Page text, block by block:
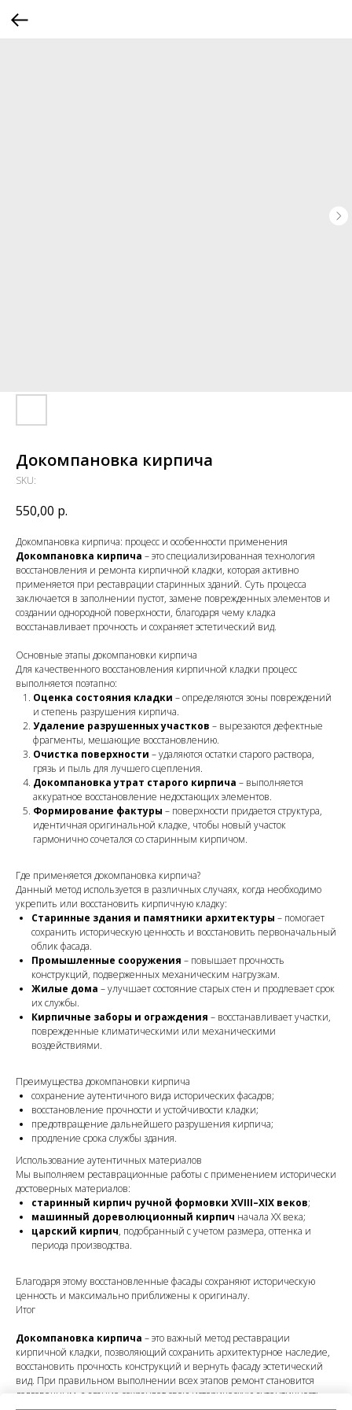
Докомпановка кирпича
SKU:
550,00 р.
Докомпановка кирпича: процесс и особенности применения
Докомпановка кирпича – это специализированная технология
восстановления и ремонта кирпичной кладки, которая активно
применяется при реставрации старинных зданий. Суть процесса
заключается в заполнении пустот, замене поврежденных элементов и
создании однородной поверхности, благодаря чему кладка
восстанавливает прочность и сохраняет эстетический вид.
Основные этапы докомпановки кирпича
Для качественного восстановления кирпичной кладки процесс
выполняется поэтапно:
Оценка состояния кладки – определяются зоны повреждений
и степень разрушения кирпича.
Удаление разрушенных участков – вырезаются дефектные
фрагменты, мешающие восстановлению.
Очистка поверхности – удаляются остатки старого раствора,
грязь и пыль для лучшего сцепления.
Докомпановка утрат старого кирпича – выполняется
аккуратное восстановление недостающих элементов.
Формирование фактуры – поверхности придается структура,
идентичная оригинальной кладке, чтобы новый участок
гармонично сочетался со старинным кирпичом.
Где применяется докомпановка кирпича?
Данный метод используется в различных случаях, когда необходимо
укрепить или восстановить кирпичную кладку:
Старинные здания и памятники архитектуры – помогает
сохранить историческую ценность и восстановить первоначальный
облик фасада.
Промышленные сооружения – повышает прочность
конструкций, подверженных механическим нагрузкам.
Жилые дома – улучшает состояние старых стен и продлевает срок
их службы.
Кирпичные заборы и ограждения – восстанавливает участки,
поврежденные климатическими или механическими
воздействиями.
Преимущества докомпановки кирпича
сохранение аутентичного вида исторических фасадов;
восстановление прочности и устойчивости кладки;
предотвращение дальнейшего разрушения кирпича;
продление срока службы здания.
Использование аутентичных материалов
Мы выполняем реставрационные работы с применением исторически
достоверных материалов:
старинный кирпич ручной формовки XVIII–XIX веков;
машинный дореволюционный кирпич начала XX века;
царский кирпич, подобранный с учетом размера, оттенка и
периода производства.
Благодаря этому восстановленные фасады сохраняют историческую
ценность и максимально приближены к оригиналу.
Итог
Докомпановка кирпича – это важный метод реставрации
кирпичной кладки, позволяющий сохранить архитектурное наследие,
восстановить прочность конструкций и вернуть фасаду эстетический
вид. При правильном выполнении всех этапов ремонт становится
долговечным, а здание сохраняет свою историческую аутентичность.